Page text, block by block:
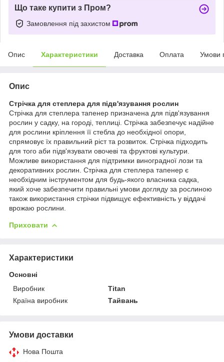
Що таке купити з Пром?
Замовлення під захистом
Опис Характеристики Доставка Оплата Умови
Опис
Стрічка для степлера для підв'язування рослин
Стрічка для степлера тапенер призначена для підв'язування
рослин у садку, на городі, теплиці. Стрічка забезпечує надійне
для рослини кріплення її стебла до необхідної опори,
спрямовує їх правильний ріст та розвиток. Стрічка підходить
для того аби підв'язувати овочеві та фруктові культури.
Можливе використання для підтримки виноградної лози та
декоративних рослин. Стрічка для степлера тапенер є
необхідним інструментом для будь-якого власника садка,
який хоче забезпечити правильні умови догляду за рослиною
також використання стрічки підвищує ефективність у віддачі
врожаю рослини.
Приховати
Характеристики
Основні
Виробник
Titan
Країна виробник
Тайвань
Умови доставки
Нова Пошта